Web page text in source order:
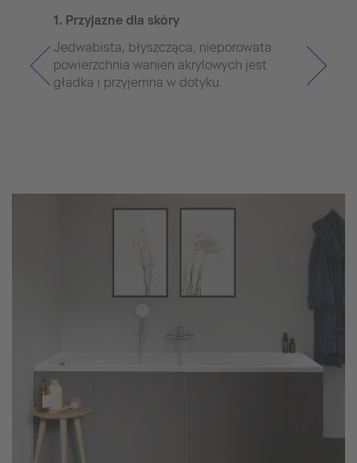
1. Przyjazne dla skóry
Jedwabista, błyszcząca, nieporowata
powierzchnia wanien akrylowych jest
gładka i przyjemna w dotyku.